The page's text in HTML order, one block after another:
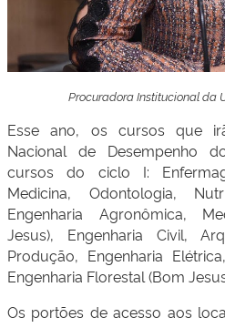
Procuradora Institucional da
Esse ano, os cursos que
Nacional de Desempenho
cursos do ciclo I:
Medicina, Odontologia,
Engenharia Agronômica,
Jesus), Engenharia Civil,
Produção, Engenharia
Engenharia Florestal (Bom
Os portões de acesso aos